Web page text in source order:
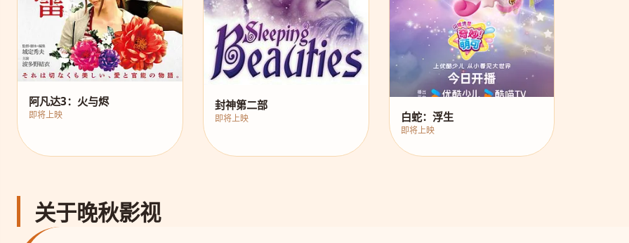
阿凡达3：火与烬
即将上映
封神第二部
即将上映 白蛇：浮生
即将上映
关于晚秋影视